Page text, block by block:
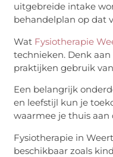
uitgebreide intake
behandelplan op dat
Wat Fysiotherapie
technieken. Denk
praktijken gebruik
Een belangrijk
en leefstijl kun je
waarmee je thuis
Fysiotherapie in
beschikbaar zoals